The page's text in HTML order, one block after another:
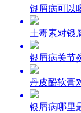
银屑病可以
土霉素对银
银屑病关节
丹皮酚软膏
银屑病哪里